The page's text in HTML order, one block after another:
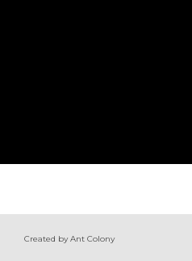
Created by Ant Colony